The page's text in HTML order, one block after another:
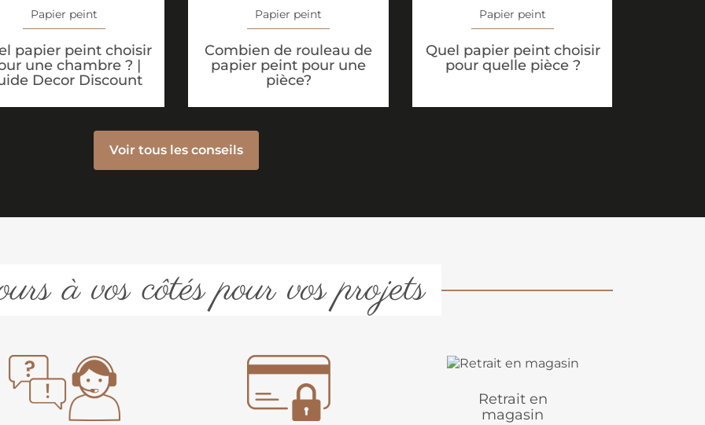
Papier peint
papier peint choisir
une chambre ? |
Decor Discount
Papier peint
Combien de rouleau de
papier peint pour une
pièce?
Papier peint
Quel papier peint choisir
pour quelle pièce ?
Voir tous les conseils
à vos côtés pour vos projets
Retrait en
magasin